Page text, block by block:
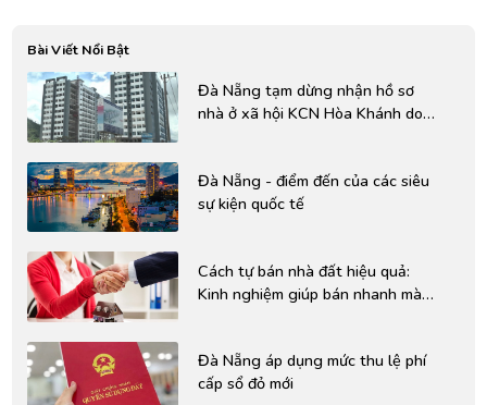
Bài Viết Nổi Bật
Đà Nẵng tạm dừng nhận hồ sơ
nhà ở xã hội KCN Hòa Khánh do
Đà Nẵng - điểm đến của các siêu
sự kiện quốc tế
Cách tự bán nhà đất hiệu quả:
Kinh nghiệm giúp bán nhanh mà
Đà Nẵng áp dụng mức thu lệ phí
cấp sổ đỏ mới